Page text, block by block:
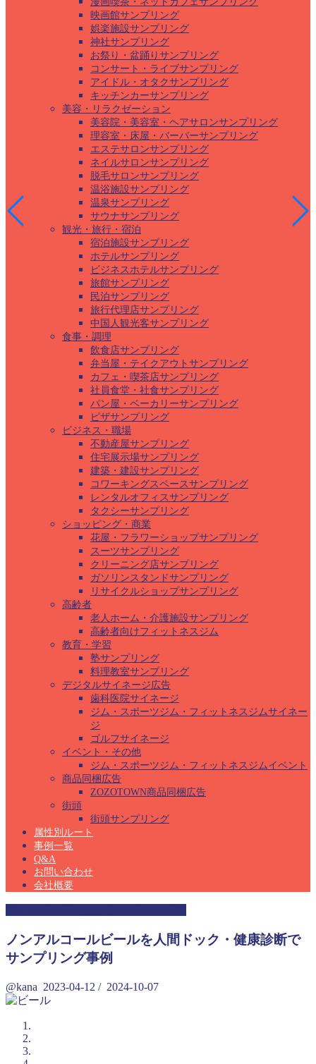
映画館サンプリング
娯楽施設サンプリング
神社サンプリング
お祭り・盆踊りサンプリング
コンサート・ライブサンプリング
アイドル・オタクサンプリング
キッチンカーサンプリング
美容・リラクゼーション
美容院・美容室・ヘアサロンサンプリング
理容室・床屋・バーバーサンプリング
エステサロンサンプリング
ネイルサロンサンプリング
脱毛サロンサンプリング
温浴施設サンプリング
温泉サンプリング
サウナサンプリング
観光・旅行・宿泊
宿泊施設サンプリング
ホテルサンプリング
ビジネスホテルサンプリング
旅館サンプリング
民泊サンプリング
旅行代理店サンプリング
中国人観光客サンプリング
食事・調理
飲食店サンプリング
弁当屋・テイクアウトサンプリング
カフェ・喫茶店サンプリング
社員食堂・社食サンプリング
パン屋・ベーカリーサンプリング
ピザサンプリング
ビジネス・職場
不動産屋サンプリング
住宅展示場サンプリング
建築・建設サンプリング
コワーキングスペースサンプリング
レンタルオフィスサンプリング
タクシーサンプリング
ショッピング・商業
花屋・フラワーショップサンプリング
スーツサンプリング
クリーニング店サンプリング
ガソリンスタンドサンプリング
リサイクルショップサンプリング
高齢者
老人ホーム・介護施設サンプリング
高齢者向けフィットネスジム
教育・学習
塾サンプリング
料理教室サンプリング
デジタルサイネージ広告
歯科医院サイネージ
ジム・スポーツジム・フィットネスジムサイネー
ジ
ゴルフサイネージ
イベント・その他
ジム・スポーツジム・フィットネスジムイベント
商品同梱広告
ZOZOTOWN商品同梱広告
街頭
街頭サンプリング
属性別ルート
事例一覧
Q&A
お問い合わせ
会社概要
ノンアルコールビールを人間ドック・健康診断で
サンプリング事例
@kana 2023-04-12 / 2024-10-07